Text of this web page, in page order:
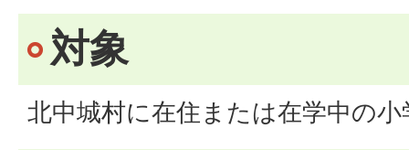
対象
北中城村に在住または在学中の小